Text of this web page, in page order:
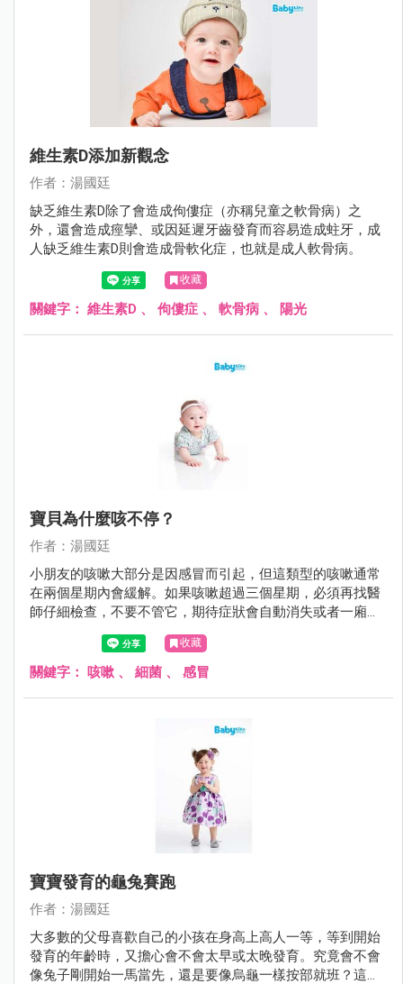
維生素D添加新觀念
作者：湯國廷
缺乏維生素D除了會造成佝僂症（亦稱兒童之軟骨病）之
外，還會造成痙攣、或因延遲牙齒發育而容易造成蛀牙，成
人缺乏維生素D則會造成骨軟化症，也就是成人軟骨病。
收藏
關鍵字： 維生素D 、 佝僂症 、 軟骨病 、 陽光
寶貝為什麼咳不停？
作者：湯國廷
小朋友的咳嗽大部分是因感冒而引起，但這類型的咳嗽通常
在兩個星期內會緩解。如果咳嗽超過三個星期，必須再找醫
師仔細檢查，不要不管它，期待症狀會自動消失或者一廂情
願的沿用舊的感冒藥。
收藏
關鍵字： 咳嗽 、 細菌 、 感冒
寶寶發育的龜兔賽跑
作者：湯國廷
大多數的父母喜歡自己的小孩在身高上高人一等，等到開始
發育的年齡時，又擔心會不會太早或太晚發育。究竟會不會
像兔子剛開始一馬當先，還是要像烏龜一樣按部就班？這個